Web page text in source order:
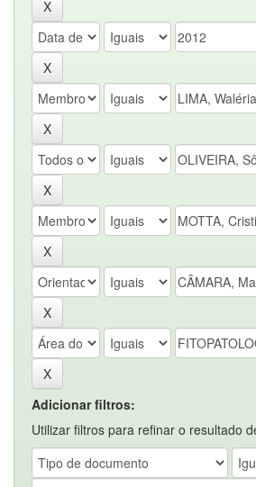
Adicionar filtros:
Utilizar filtros para refinar o resultado